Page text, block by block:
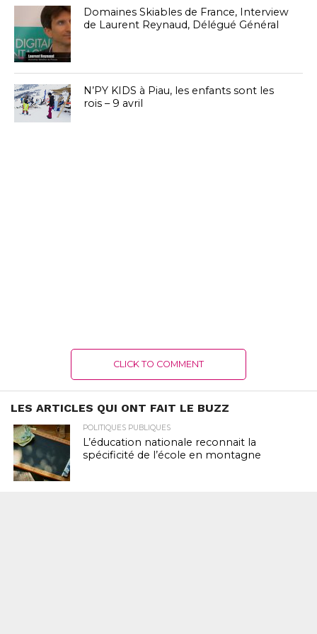
Domaines Skiables de France, Interview
de Laurent Reynaud, Délégué Général
N’PY KIDS à Piau, les enfants sont les
rois – 9 avril
CLICK TO COMMENT
LES ARTICLES QUI ONT FAIT LE BUZZ
POLITIQUES PUBLIQUES
L’éducation nationale reconnait la
spécificité de l’école en montagne